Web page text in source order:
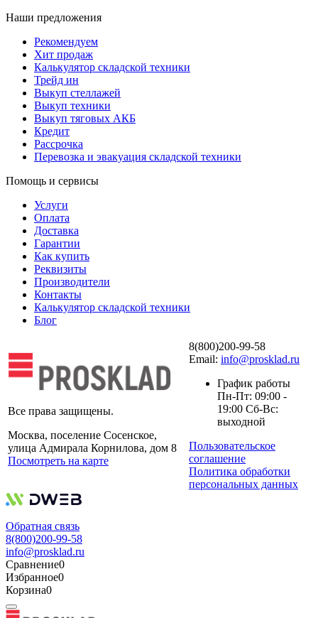
Наши предложения
Рекомендуем
Хит продаж
Калькулятор складской техники
Трейд ин
Выкуп стеллажей
Выкуп техники
Выкуп тяговых АКБ
Кредит
Рассрочка
Перевозка и эвакуация складской техники
Помощь и сервисы
Услуги
Оплата
Доставка
Гарантии
Как купить
Реквизиты
Производители
Контакты
Калькулятор складской техники
Блог
Все права защищены.
Москва, поселение Сосенское,
улица Адмирала Корнилова, дом 8
Посмотреть на карте
8(800)200-99-58
Email: info@prosklad.ru
График работы
Пн-Пт: 09:00 -
19:00 Сб-Вс:
выходной
Пользовательское
соглашение
Политика обработки
персональных данных
Обратная связь
8(800)200-99-58
info@prosklad.ru
Сравнение0
Избранное0
Корзина0